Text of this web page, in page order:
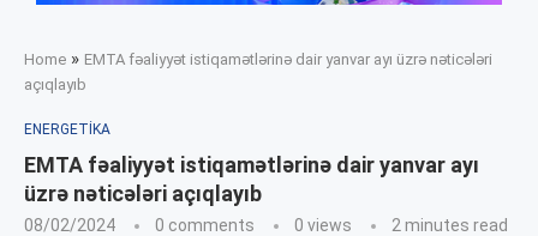
Home » EMTA fəaliyyət istiqamətlərinə dair yanvar ayı üzrə nəticələri
açıqlayıb
ENERGETIKA
EMTA fəaliyyət istiqamətlərinə dair yanvar ayı
üzrə nəticələri açıqlayıb
08/02/2024 0 comments 0 views 2 minutes read